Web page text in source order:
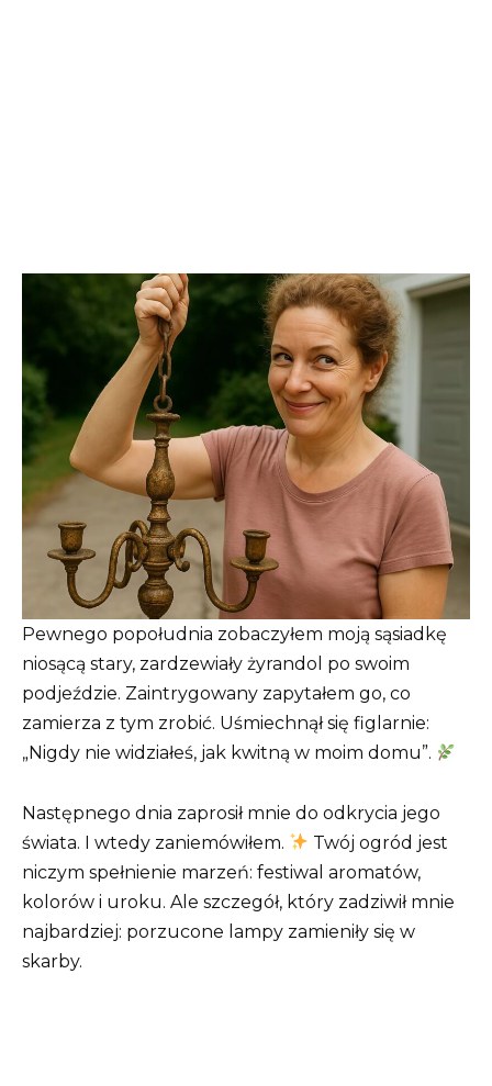
Pewnego popołudnia zobaczyłem moją sąsiadkę
niosącą stary, zardzewiały żyrandol po swoim
podjeździe. Zaintrygowany zapytałem go, co
zamierza z tym zrobić. Uśmiechnął się figlarnie:
„Nigdy nie widziałeś, jak kwitną w moim domu”.
Następnego dnia zaprosił mnie do odkrycia jego
świata. I wtedy zaniemówiłem.
Twój ogród jest
niczym spełnienie marzeń: festiwal aromatów,
kolorów i uroku. Ale szczegół, który zadziwił mnie
najbardziej: porzucone lampy zamieniły się w
skarby.